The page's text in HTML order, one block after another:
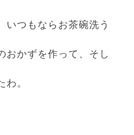
いつもならお茶碗洗う
おかずを作って、そし
わ。